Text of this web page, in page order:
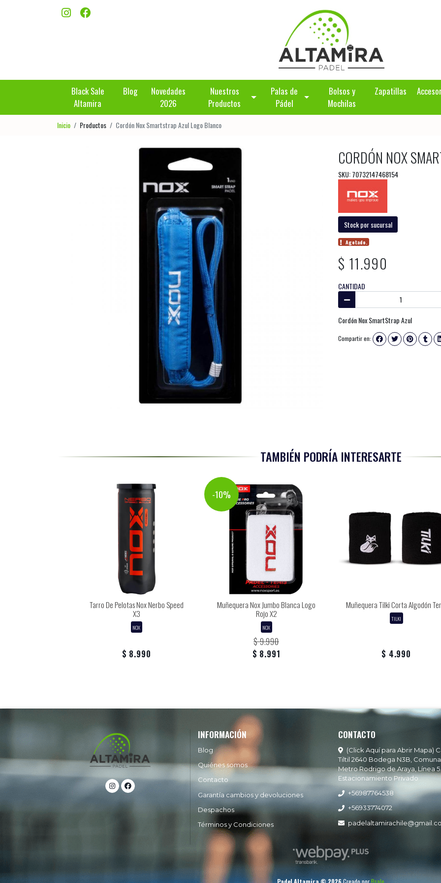
Black Sale
Altamira
Blog
Novedades
2026
Nuestros
Productos
Palas de
Pádel
Bolsos y
Mochilas
Zapatillas
Inicio Productos Cordón Nox Smartstrap Azul Logo Blanco
CORDÓN NOX
SKU: 70732147468154
Stock por sucursal
Agotado.
$ 11.990
CANTIDAD
Cordón Nox SmartStrap Azul
Compartir en:
TAMBIÉN PODRÍA INTERESARTE
Tarro De Pelotas Nox Nerbo Speed
X3
NOX
$ 8.990
-10%
Muñequera Nox Jumbo Blanca Logo
Rojo X2
NOX
$ 9.990
$ 8.991
Muñequera Tilki Corta Algodón
TILKI
$ 4.990
INFORMACIÓN
Blog
Quiénes somos
Contacto
Garantía cambios y devoluciones
Despachos
Términos y Condiciones
CONTACTO
(Click Aquí para Abrir Mapa)
Tiltil 2640 Bodega N3B,
Metro Rodrigo de Araya, Línea 5.
Estacionamiento Privado
+56987764538
+56933774072